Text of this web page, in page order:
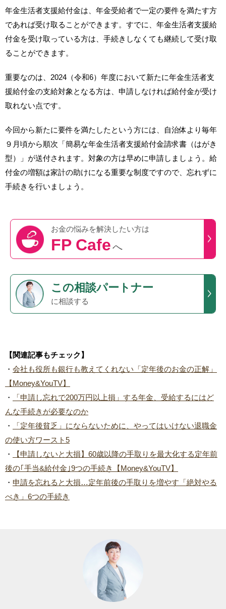
年金生活者支援給付金は、年金受給者で一定の要件を満たす方
であれば受け取ることができます。すでに、年金生活者支援給
付金を受け取っている方は、手続きしなくても継続して受け取
ることができます。
重要なのは、2024（令和6）年度において新たに年金生活者支
援給付金の支給対象となる方は、申請しなければ給付金が受け
取れない点です。
今回から新たに要件を満たしたという方には、自治体より毎年
９月頃から順次「簡易な年金生活者支援給付金請求書（はがき
型）」が送付されます。対象の方は早めに申請しましょう。給
付金の増額は家計の助けになる重要な制度ですので、忘れずに
手続きを行いましょう。
お金の悩みを解決したい方は
FP Cafeへ
この相談パートナー
に相談する
【関連記事もチェック】
・ 会社も役所も銀行も教えてくれない「定年後のお金の正解」
【Money&YouTV】
・
「申請し忘れで200万円以上損」する年金、受給するにはど
んな手続きが必要なのか
・
「定年後貧乏」にならないために、やってはいけない退職金
の使い方ワースト5
・
【申請しないと大損】60歳以降の手取りを最大化する定年前
後の｢手当&給付金｣9つの手続き【Money&YouTV】
・ 申請を忘れると大損…定年前後の手取りを増やす「絶対やる
べき」6つの手続き